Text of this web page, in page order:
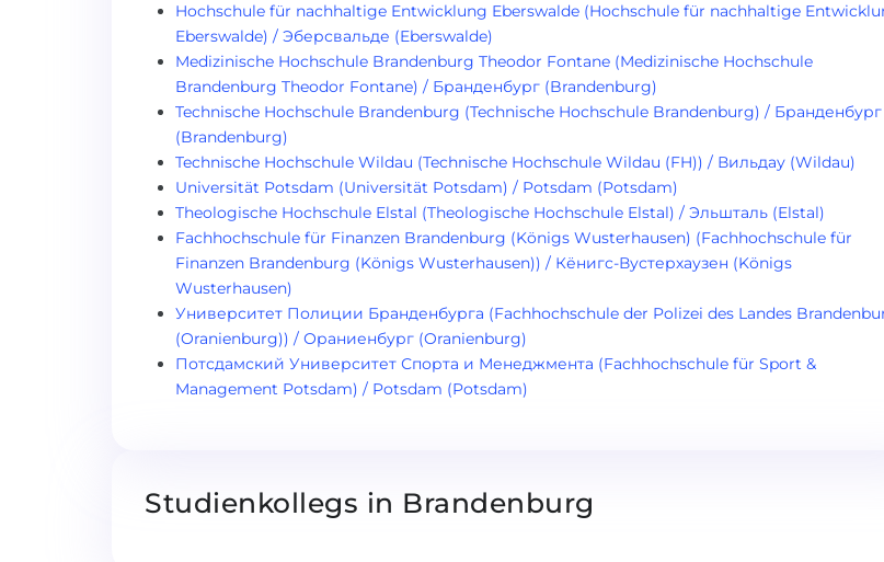
Hochschule für nachhaltige Entwicklung Eberswalde (Hochschule für nachhaltige
Eberswalde) / Эберсвальде (Eberswalde)
Medizinische Hochschule Brandenburg Theodor Fontane (Medizinische Hochschule
Brandenburg Theodor Fontane) / Бранденбург (Brandenburg)
Technische Hochschule Brandenburg (Technische Hochschule Brandenburg) / Бранденбург
(Brandenburg)
Technische Hochschule Wildau (Technische Hochschule Wildau (FH)) / Вильдау (Wildau)
Universität Potsdam (Universität Potsdam) / Potsdam (Potsdam)
Theologische Hochschule Elstal (Theologische Hochschule Elstal) / Эльшталь (Elstal)
Fachhochschule für Finanzen Brandenburg (Königs Wusterhausen) (Fachhochschule für
Finanzen Brandenburg (Königs Wusterhausen)) / Кёнигс-Вустерхаузен (Königs
Wusterhausen)
Университет Полиции Бранденбурга (Fachhochschule der Polizei des Landes
(Oranienburg)) / Ораниенбург (Oranienburg)
Потсдамский Университет Спорта и Менеджмента (Fachhochschule für Sport &
Management Potsdam) / Potsdam (Potsdam)
Studienkollegs in Brandenburg